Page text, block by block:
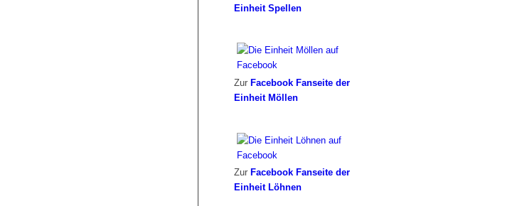
Einheit Spellen
Zur Facebook Fanseite der
Einheit Möllen
Zur Facebook Fanseite der
Einheit Löhnen